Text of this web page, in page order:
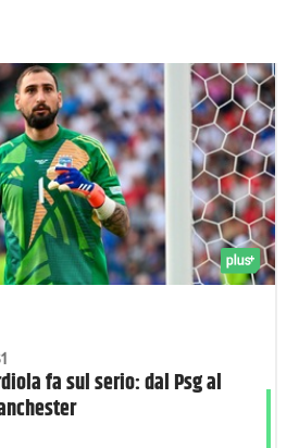
fa sul serio: dal Psg al